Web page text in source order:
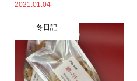
2021.01.04
冬日記